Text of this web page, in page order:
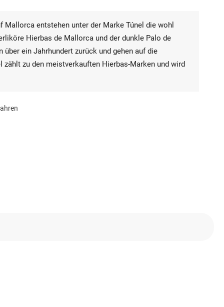
Mallorca entstehen unter der Marke Túnel die wohl
Hierbas de Mallorca und der dunkle Palo de
ein Jahrhundert zurück und gehen auf die
zu den meistverkauften Hierbas-Marken und wird